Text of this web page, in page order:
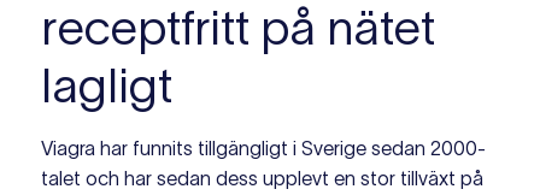
receptfritt på nätet
lagligt
Viagra har funnits tillgängligt i Sverige sedan 2000-
talet och har sedan dess upplevt en stor tillväxt på